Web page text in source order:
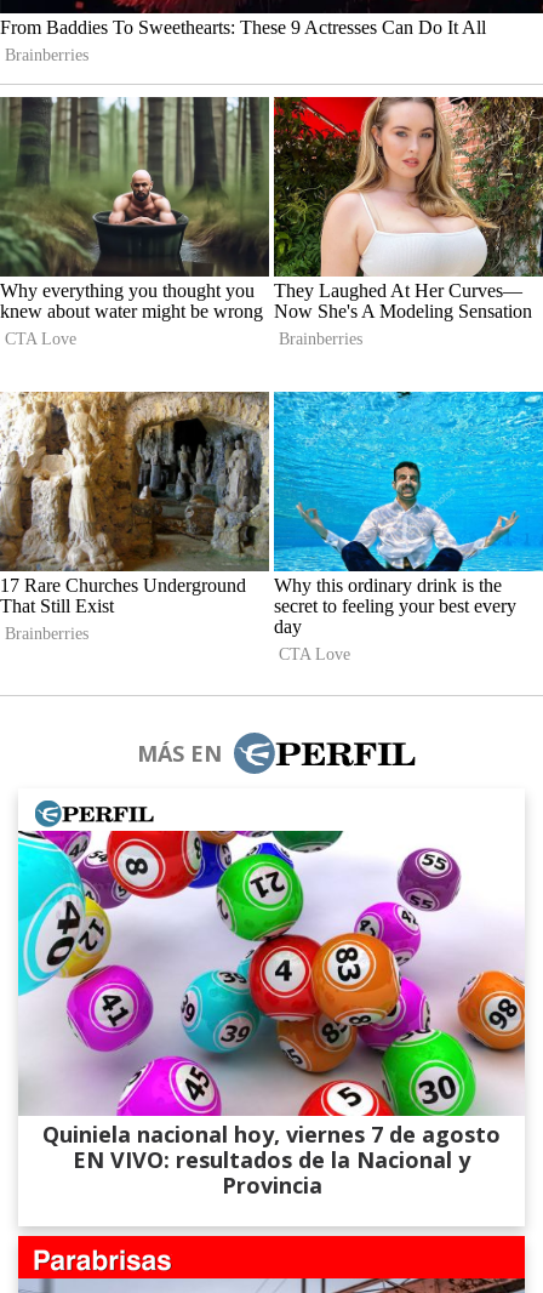
MÁS EN
Quiniela nacional hoy, viernes 7 de agosto
EN VIVO: resultados de la Nacional y
Provincia